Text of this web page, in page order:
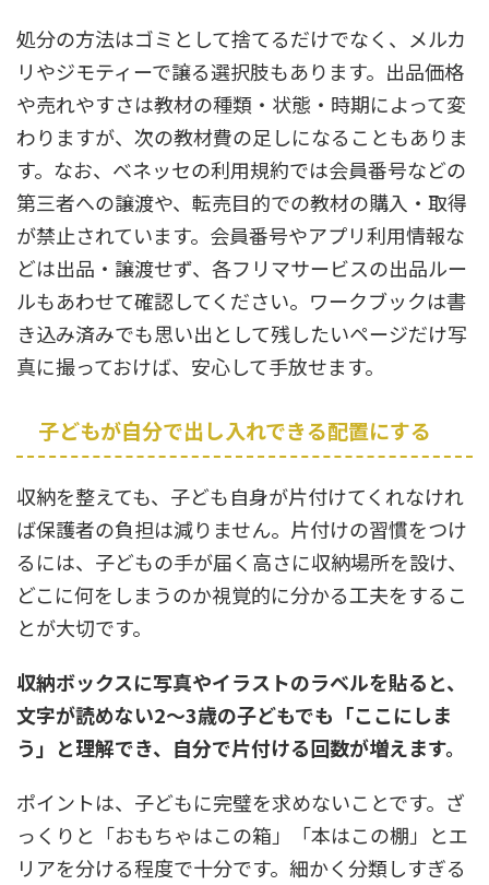
処分の方法はゴミとして捨てるだけでなく、メルカ
リやジモティーで譲る選択肢もあります。出品価格
や売れやすさは教材の種類・状態・時期によって変
わりますが、次の教材費の足しになることもありま
す。なお、ベネッセの利用規約では会員番号などの
第三者への譲渡や、転売目的での教材の購入・取得
が禁止されています。会員番号やアプリ利用情報な
どは出品・譲渡せず、各フリマサービスの出品ルー
ルもあわせて確認してください。ワークブックは書
き込み済みでも思い出として残したいページだけ写
真に撮っておけば、安心して手放せます。
子どもが自分で出し入れできる配置にする
収納を整えても、子ども自身が片付けてくれなけれ
ば保護者の負担は減りません。片付けの習慣をつけ
るには、子どもの手が届く高さに収納場所を設け、
どこに何をしまうのか視覚的に分かる工夫をするこ
とが大切です。
収納ボックスに写真やイラストのラベルを貼ると、
文字が読めない2〜3歳の子どもでも「ここにしま
う」と理解でき、自分で片付ける回数が増えます。
ポイントは、子どもに完璧を求めないことです。ざ
っくりと「おもちゃはこの箱」「本はこの棚」とエ
リアを分ける程度で十分です。細かく分類しすぎる